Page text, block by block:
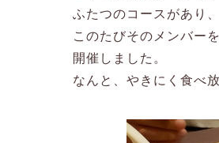
ふたつのコースがあり、
このたびそのメンバー
開催しました。
なんと、やきにく食べ